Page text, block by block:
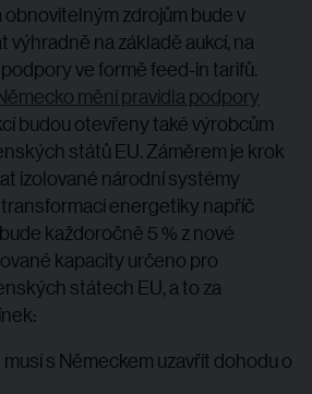
zdrojům bude v
výhradně na základě aukcí, na
ve formě feed-in tarifů.
mění pravidla podpory
budou otevřeny také výrobcům
států EU. Záměrem je krok
izolované národní systémy
energetiky napříč
každoročně 5 % z nové
kapacity určeno pro
státech EU, a to za
s Německem uzavřít dohodu o